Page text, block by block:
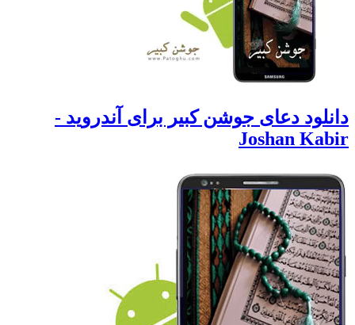
دعای جوشن کبیر برای آندروید -
Joshan